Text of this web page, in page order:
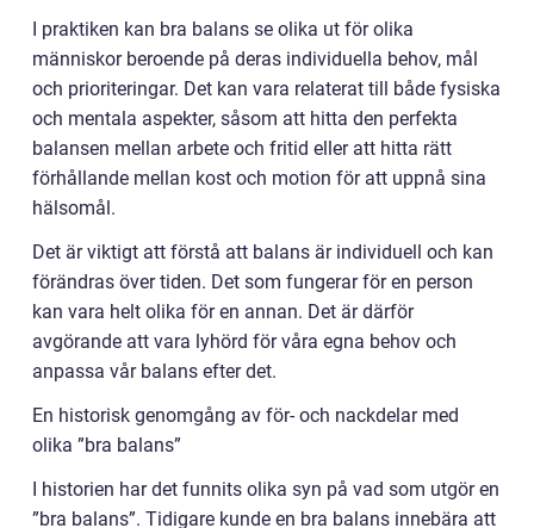
I praktiken kan bra balans se olika ut för olika
människor beroende på deras individuella behov, mål
och prioriteringar. Det kan vara relaterat till både fysiska
och mentala aspekter, såsom att hitta den perfekta
balansen mellan arbete och fritid eller att hitta rätt
förhållande mellan kost och motion för att uppnå sina
hälsomål.
Det är viktigt att förstå att balans är individuell och kan
förändras över tiden. Det som fungerar för en person
kan vara helt olika för en annan. Det är därför
avgörande att vara lyhörd för våra egna behov och
anpassa vår balans efter det.
En historisk genomgång av för- och nackdelar med
olika ”bra balans”
I historien har det funnits olika syn på vad som utgör en
”bra balans”. Tidigare kunde en bra balans innebära att